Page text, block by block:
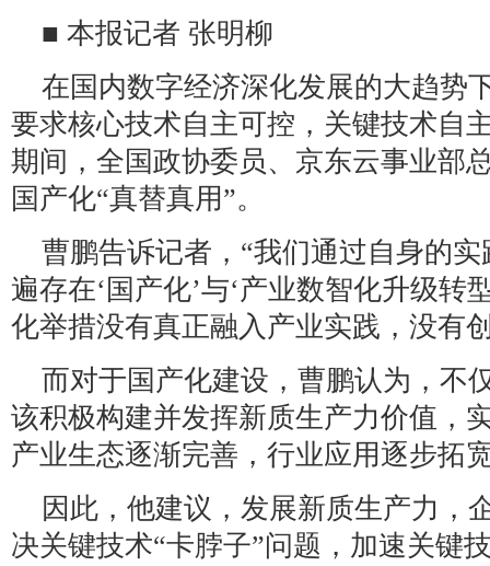
■ 本报记者 张明柳
在国内数字经济深化发展的大趋势
要求核心技术自主可控，关键技术自
期间，全国政协委员、京东云事业部
国产化“真替真用”。
曹鹏告诉记者，“我们通过自身的
遍存在‘国产化’与‘产业数智化升级转
化举措没有真正融入产业实践，没有
而对于国产化建设，曹鹏认为，不
该积极构建并发挥新质生产力价值，
产业生态逐渐完善，行业应用逐步拓
因此，他建议，发展新质生产力，
决关键技术“卡脖子”问题，加速关键